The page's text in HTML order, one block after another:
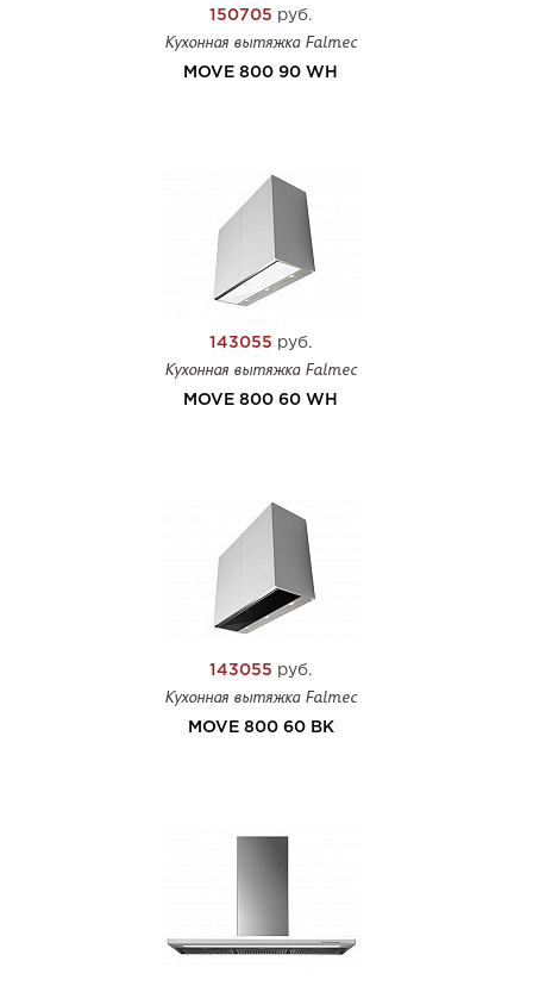
150705 руб.
Кухонная вытяжка Falmec
MOVE 800 90 WH
143055 руб.
Кухонная вытяжка Falmec
MOVE 800 60 WH
143055 руб.
Кухонная вытяжка Falmec
MOVE 800 60 BK